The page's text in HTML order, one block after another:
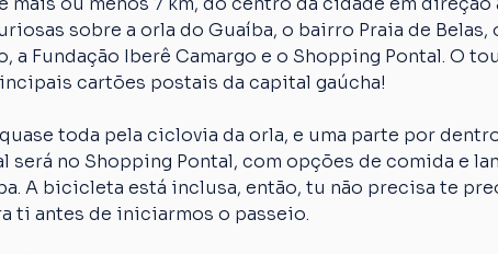
sobre a orla do Guaíba, o bairro Praia de Belas,
a Fundação Iberê Camargo e o Shopping Pontal. O
cartões postais da capital gaúcha!
toda pela ciclovia da orla, e uma parte por
será no Shopping Pontal, com opções de comida e
A bicicleta está inclusa, então, tu não precisa te
ti antes de iniciarmos o passeio.